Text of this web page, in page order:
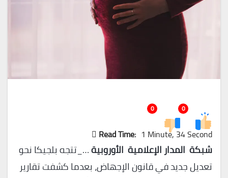
0
0
Read Time: 1 Minute, 34 Second
شبكة المدار الإعلامية الأوروبية…_تتجه بلجيكا نحو
تعديل جديد في قانون الإجهاض، بعدما كشفت تقارير